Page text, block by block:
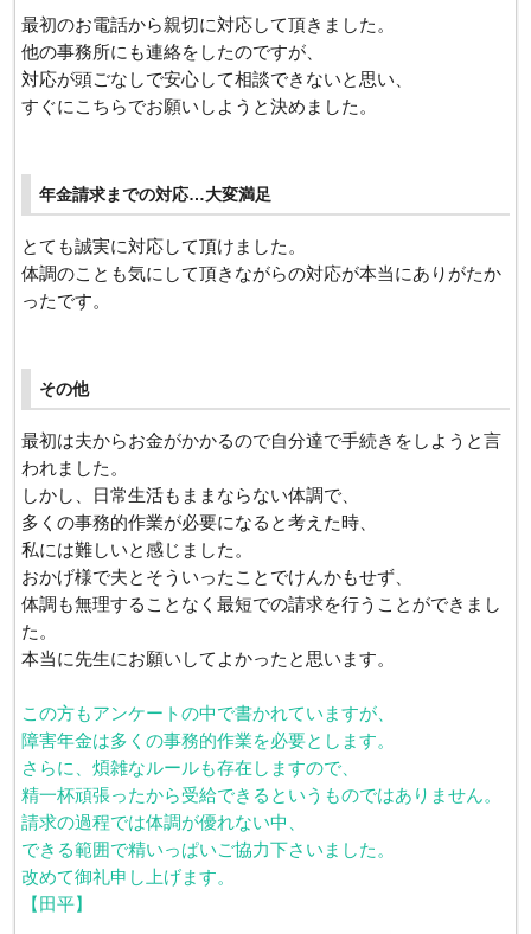
最初のお電話から親切に対応して頂きました。
他の事務所にも連絡をしたのですが、
対応が頭ごなしで安心して相談できないと思い、
すぐにこちらでお願いしようと決めました。
年金請求までの対応…大変満足
とても誠実に対応して頂けました。
体調のことも気にして頂きながらの対応が本当にありがたか
ったです。
その他
最初は夫からお金がかかるので自分達で手続きをしようと言
われました。
しかし、日常生活もままならない体調で、
多くの事務的作業が必要になると考えた時、
私には難しいと感じました。
おかげ様で夫とそういったことでけんかもせず、
体調も無理することなく最短での請求を行うことができまし
た。
本当に先生にお願いしてよかったと思います。
この方もアンケートの中で書かれていますが、
障害年金は多くの事務的作業を必要とします。
さらに、煩雑なルールも存在しますので、
精一杯頑張ったから受給できるというものではありません。
請求の過程では体調が優れない中、
できる範囲で精いっぱいご協力下さいました。
改めて御礼申し上げます。
【田平】